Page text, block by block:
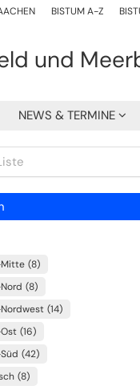
BISTUM A-Z
und
NEWS & TERMINE
8
8
14
16
42
8